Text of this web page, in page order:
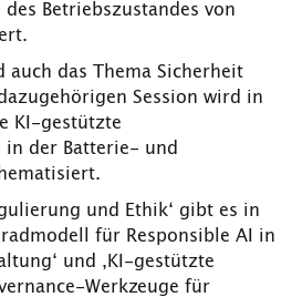
Betriebszustandes von
auch das Thema Sicherheit
Session wird in
KI-gestützte
der Batterie- und
und Ethik‘ gibt es in
für Responsible AI in
und ‚KI-gestützte
Werkzeuge für